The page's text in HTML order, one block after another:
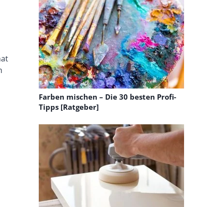
Farben mischen – Die 30 besten Profi-
Tipps [Ratgeber]